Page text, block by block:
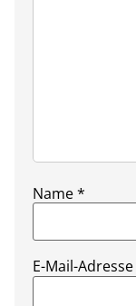
Name*
E-Mail-Adresse